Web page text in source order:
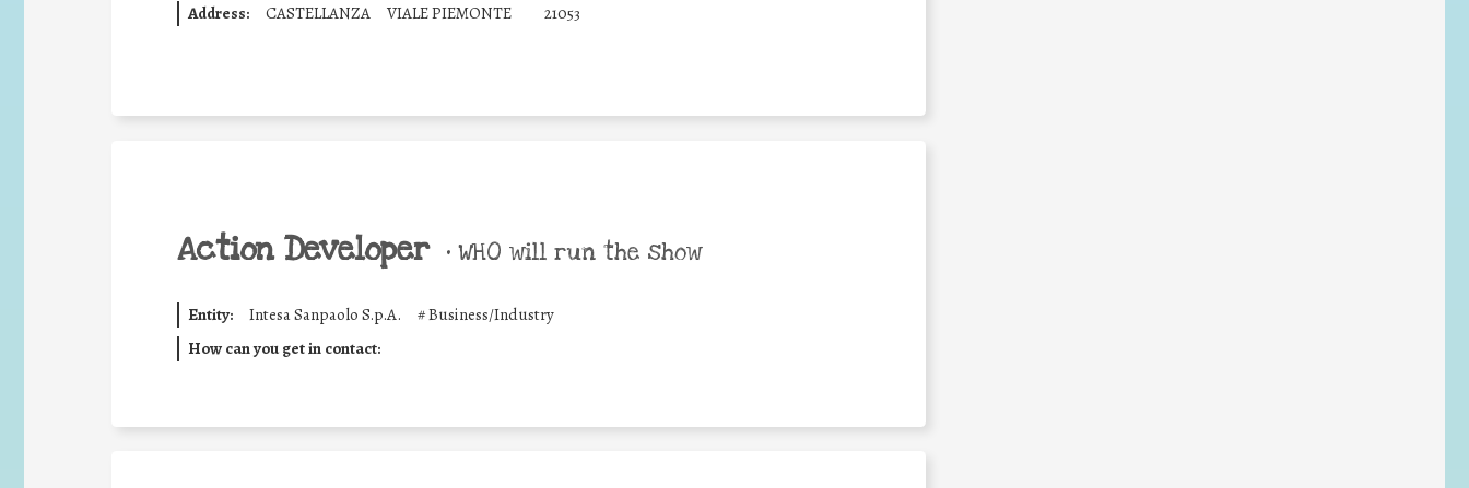
Address:
CASTELLANZA VIALE PIEMONTE 21053
Action Developer • WHO will run the show
Entity: Intesa Sanpaolo S.p.A. #Business/Industry
How can you get in contact: